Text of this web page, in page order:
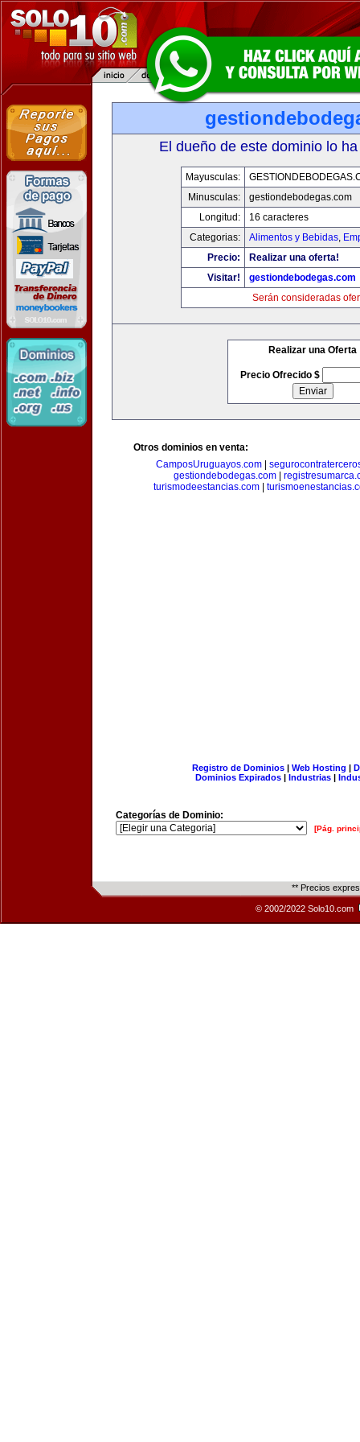
El dueño de este dominio lo
Mayusculas:
Minusculas:
gestiondebodegas.com
Longitud:
16 caracteres
Categorias:
Alimentos y Bebidas,
Precio:
Realizar una oferta!
Visitar!
gestiondebodegas.com
Serán consideradas
Realizar una Oferta
Precio Ofrecido $
Otros dominios en venta:
CamposUruguayos.com|
gestiondebodegas.com|
turismodeestancias.com
Registro de Dominios| Web Hosting |
Dominios Expirados | Industrias |
Categorías de Dominio:
[Pág.
** Precios
© 2002/2022 Solo10.com